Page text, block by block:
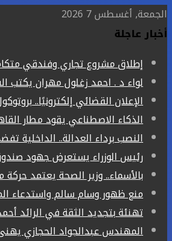
الجمعة, أغسطس 7 2026
أخبار عاجلة
إطلاق مشروع تجاري وفندقي
لواء د . احمد زغلول مهران يكتب
الإعلان القضائي إلكترونيًا..
الذكاء الاصطناعي يقود مطار
النصب برداء العدالة.. الداخلية
رئيس الوزراء يستعرض جهود
بالأسماء.. وزير الصحة يعتمد حركة
منع ظهور وسام سالم واستدعاء
تهنئة بتجديد الثقة في الرائد
المهندس عبدالجواد الحجازي